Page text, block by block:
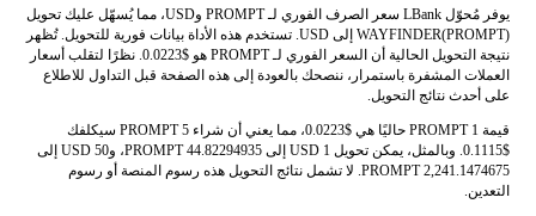
يوفر مُحوّل LBank سعر الصرف الفوري لـ PROMPT وUSD، مما يُسهّل عليك تحويل
WAYFINDER(PROMPT) إلى USD. تستخدم هذه الأداة بيانات فورية للتحويل. تُظهر
نتيجة التحويل الحالية أن السعر الفوري لـ PROMPT هو $0.0223. نظرًا لتقلب أسعار
العملات المشفرة باستمرار، ننصحك بالعودة إلى هذه الصفحة قبل التداول للاطلاع
على أحدث نتائج التحويل.
قيمة 1 PROMPT حاليًا هي $0.0223، مما يعني أن شراء 5 PROMPT سيكلفك
$0.1115. وبالمثل، يمكن تحويل 1 USD إلى 44.82294935 PROMPT، و50 USD إلى
2,241.1474675 PROMPT. لا تشمل نتائج التحويل هذه رسوم المنصة أو رسوم
التعدين.